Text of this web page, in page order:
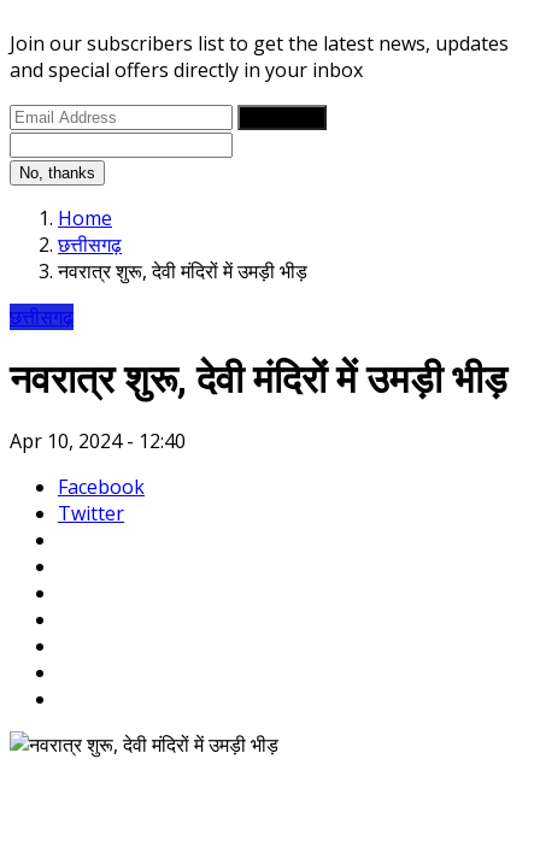
Join our subscribers list to get the latest news, updates
and special offers directly in your inbox
No, thanks
Home
छत्तीसगढ़
नवरात्र शुरू, देवी मंदिरों में उमड़ी भीड़
छत्तीसगढ़
नवरात्र शुरू, देवी मंदिरों में उमड़ी भीड़
Apr 10, 2024 - 12:40
Facebook
Twitter